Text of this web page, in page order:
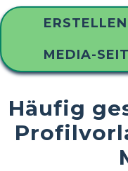
MEDIA-
Häufig